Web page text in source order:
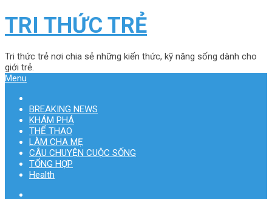
TRI THỨC TRẺ
Tri thức trẻ nơi chia sẻ những kiến thức, kỹ năng sống dành cho
giới trẻ.
Menu
BREAKING NEWS
KHÁM PHÁ
THỂ THAO
LÀM CHA MẸ
CÂU CHUYỆN CUỘC SỐNG
TỔNG HỢP
Health